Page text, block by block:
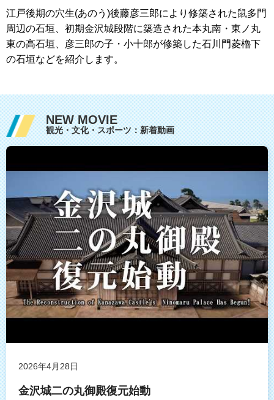
江戸後期の穴生(あのう)後藤彦三郎により修築された鼠多門
周辺の石垣、初期金沢城段階に築造された本丸南・東ノ丸
東の高石垣、彦三郎の子・小十郎が修築した石川門菱櫓下
の石垣などを紹介します。
NEW MOVIE
観光・文化・スポーツ：新着動画
2026年4月28日
金沢城二の丸御殿復元始動